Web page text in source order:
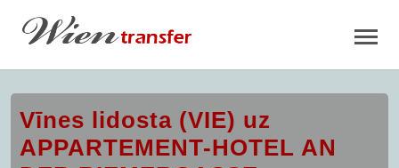
Vīnes lidosta (VIE) uz
APPARTEMENT-HOTEL AN